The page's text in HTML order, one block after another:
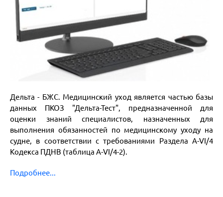
Дельта - БЖС. Медицинский уход является частью базы
данных ПКОЗ "Дельта-Тест", предназначенной для
оценки знаний специалистов, назначенных для
выполнения обязанностей по медицинскому уходу на
судне, в соответствии с требованиями Раздела A-VI/4
Кодекса ПДНВ (таблица A-VI/4-2).
Подробнее...